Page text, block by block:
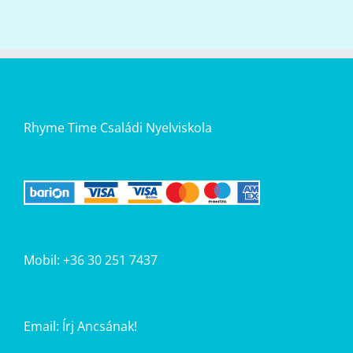
Rhyme Time Családi Nyelviskola
Mobil: +36 30 251 7437
Email: Írj Ancsának!